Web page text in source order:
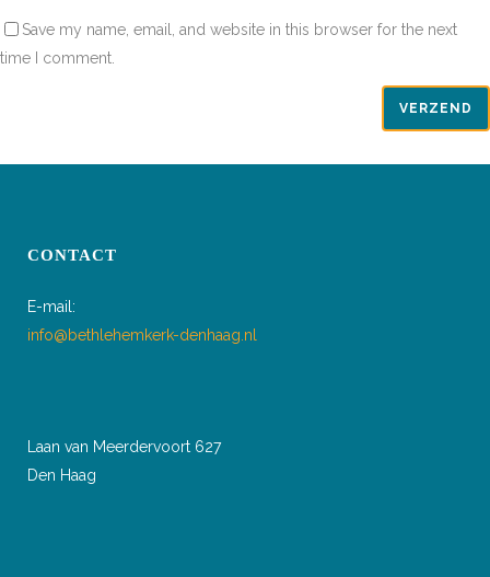
Save my name, email, and website in this browser for the next
time I comment.
CONTACT
E-mail:
info@bethlehemkerk-denhaag.nl
Laan van Meerdervoort 627
Den Haag